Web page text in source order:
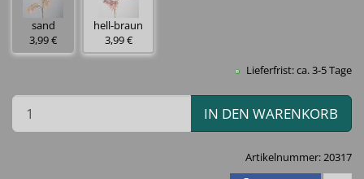
sand
3,99 €
hell-braun
3,99 €
Lieferfrist: ca. 3-5 Tage
IN DEN WARENKORB
Artikelnummer:20317